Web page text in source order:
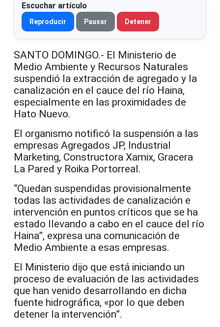
Escuchar artículo
Reproducir Pausar Detener
SANTO DOMINGO.- El Ministerio de
Medio Ambiente y Recursos Naturales
suspendió la extracción de agregado y la
canalización en el cauce del río Haina,
especialmente en las proximidades de
Hato Nuevo.
El organismo notificó la suspensión a las
empresas Agregados JP, Industrial
Marketing, Constructora Xamix, Gracera
La Pared y Roika Portorreal.
“Quedan suspendidas provisionalmente
todas las actividades de canalización e
intervención en puntos críticos que se ha
estado llevando a cabo en el cauce del río
Haina”, expresa una comunicación de
Medio Ambiente a esas empresas.
El Ministerio dijo que está iniciando un
proceso de evaluación de las actividades
que han venido desarrollando en dicha
fuente hidrográfica, «por lo que deben
detener la intervención”.